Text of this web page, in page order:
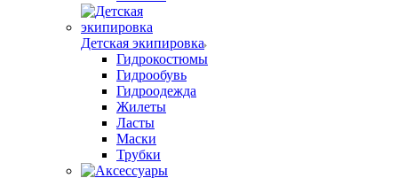
Детская экипировка
Гидрокостюмы
Гидрообувь
Гидроодежда
Жилеты
Ласты
Маски
Трубки